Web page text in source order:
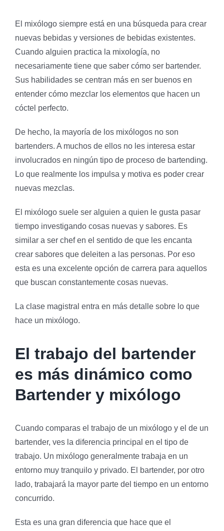
El mixólogo siempre está en una búsqueda para crear
nuevas bebidas y versiones de bebidas existentes.
Cuando alguien practica la mixología, no
necesariamente tiene que saber cómo ser bartender.
Sus habilidades se centran más en ser buenos en
entender cómo mezclar los elementos que hacen un
cóctel perfecto.
De hecho, la mayoría de los mixólogos no son
bartenders. A muchos de ellos no les interesa estar
involucrados en ningún tipo de proceso de bartending.
Lo que realmente los impulsa y motiva es poder crear
nuevas mezclas.
El mixólogo suele ser alguien a quien le gusta pasar
tiempo investigando cosas nuevas y sabores. Es
similar a ser chef en el sentido de que les encanta
crear sabores que deleiten a las personas. Por eso
esta es una excelente opción de carrera para aquellos
que buscan constantemente cosas nuevas.
La clase magistral entra en más detalle sobre lo que
hace un mixólogo.
El trabajo del bartender
es más dinámico como
Bartender y mixólogo
Cuando comparas el trabajo de un mixólogo y el de un
bartender, ves la diferencia principal en el tipo de
trabajo. Un mixólogo generalmente trabaja en un
entorno muy tranquilo y privado. El bartender, por otro
lado, trabajará la mayor parte del tiempo en un entorno
concurrido.
Esta es una gran diferencia que hace que el